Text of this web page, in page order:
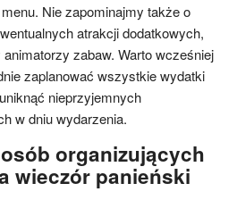
Nie zapominajmy także o
atrakcji dodatkowych,
zabaw. Warto wcześniej
zaplanować wszystkie wydatki
nieprzyjemnych
w dniu wydarzenia.
organizujących
wieczór panieński